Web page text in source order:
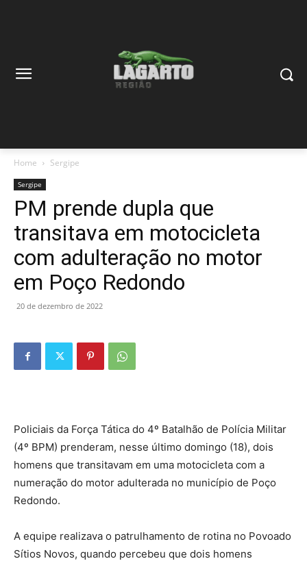
Home Sergipe
Sergipe
PM prende dupla que
transitava em motocicleta
com adulteração no motor
em Poço Redondo
20 de dezembro de 2022
Policiais da Força Tática do 4º Batalhão de Polícia Militar
(4º BPM) prenderam, nesse último domingo (18), dois
homens que transitavam em uma motocicleta com a
numeração do motor adulterada no município de Poço
Redondo.
A equipe realizava o patrulhamento de rotina no Povoado
Sítios Novos, quando percebeu que dois homens